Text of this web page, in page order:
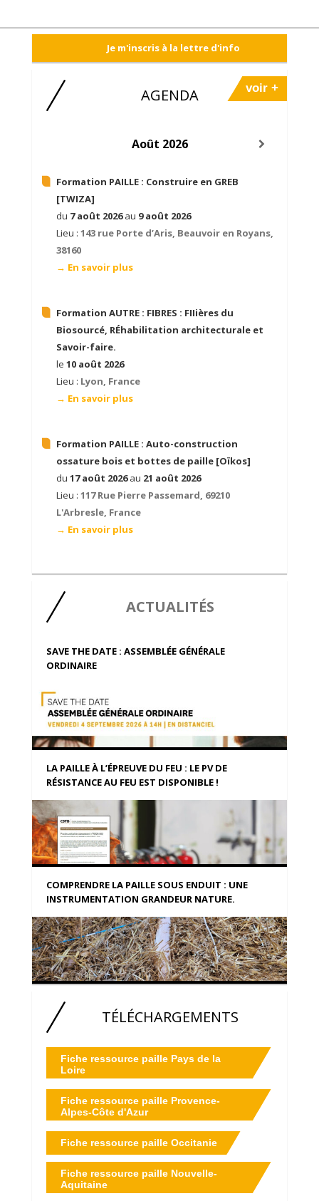
Je m'inscris à la lettre d'info
AGENDA voir +
Août 2026
Formation PAILLE : Construire en GREB
[TWIZA]
du 7 août 2026au 9 août 2026
Lieu : 143 rue Porte d’Aris, Beauvoir en Royans,
38160
→ En savoir plus
Formation AUTRE : FIBRES : FIIières du
Biosourcé, RÉhabilitation architecturale et
Savoir-faire.
le 10 août 2026
Lieu : Lyon, France
→ En savoir plus
Formation PAILLE : Auto-construction
ossature bois et bottes de paille [Oïkos]
du 17 août 2026au 21 août 2026
Lieu : 117 Rue Pierre Passemard, 69210
L'Arbresle, France
→ En savoir plus
ACTUALITÉS
SAVE THE DATE : ASSEMBLÉE GÉNÉRALE
ORDINAIRE
LA PAILLE À L’ÉPREUVE DU FEU : LE PV DE
RÉSISTANCE AU FEU EST DISPONIBLE !
COMPRENDRE LA PAILLE SOUS ENDUIT : UNE
INSTRUMENTATION GRANDEUR NATURE.
TÉLÉCHARGEMENTS
Fiche ressource paille Pays de la
Loire
Fiche ressource paille Provence-
Alpes-Côte d'Azur
Fiche ressource paille Occitanie
Fiche ressource paille Nouvelle-
Aquitaine